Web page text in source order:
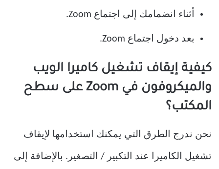
أثناء انضمامك إلى اجتماع Zoom.
بعد دخول اجتماع Zoom.
كيفية إيقاف تشغيل كاميرا الويب
والميكروفون في Zoom على سطح
المكتب؟
نحن ندرج الطرق التي يمكنك استخدامها لإيقاف
تشغيل الكاميرا عند التكبير / التصغير. بالإضافة إلى